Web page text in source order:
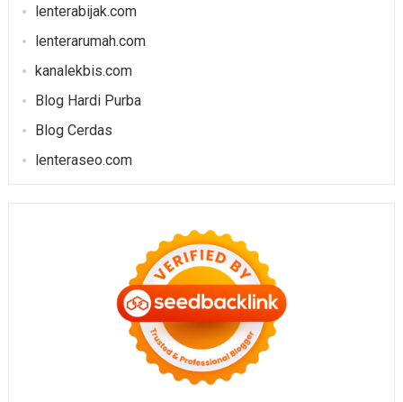
lenterabijak.com
lenterarumah.com
kanalekbis.com
Blog Hardi Purba
Blog Cerdas
lenteraseo.com